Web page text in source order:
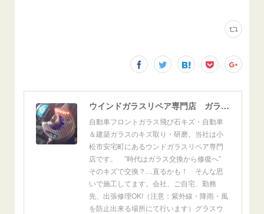
ウインドガラスリペア専門店 ガラスリペア・ヨシダ グラスウェルドジャパン 正規施工店 小松市
自動車フロントガラス飛び石キズ・自動車
＆建築ガラスのキズ取り・研磨。当社は小
松市安宅町にあるウンドガラスリペア専門
店です。 ”時代はガラス交換から修復へ”
そのキズで交換？…直るかも！ そんな思
いで施工してます。会社、ご自宅、勤務
先、出張修理OK!（注意：紫外線・降雨・風
を防止出来る場所にて行います）グラスウ